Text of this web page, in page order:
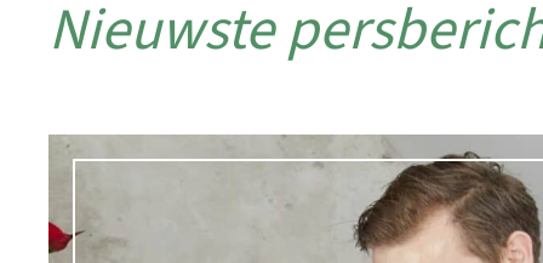
Nieuwste